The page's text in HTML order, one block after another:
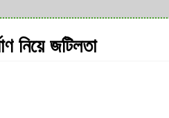
নিয়ে জটিলতা